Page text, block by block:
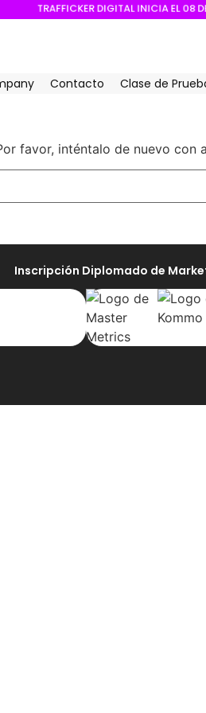
RAFFICKERDIGITAL INICIA EL 08
Contacto Clase de
favor, inténtalo de nuevo con
Inscripción Diplomado de